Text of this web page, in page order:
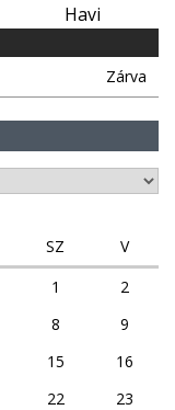
Havi
Zárva
SZ
V
1
2
8
9
15
16
22
23